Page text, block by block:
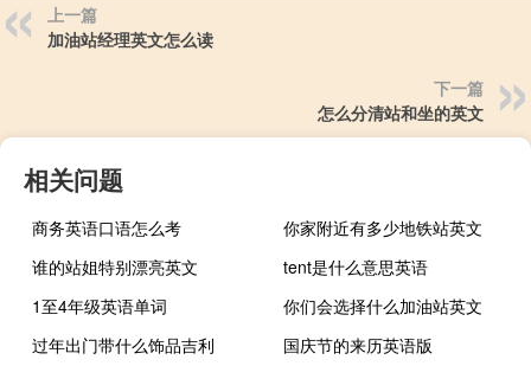
上一篇
加油站经理英文怎么读
下一篇
怎么分清站和坐的英文
相关问题
商务英语口语怎么考
你家附近有多少地铁站英文
谁的站姐特别漂亮英文
tent是什么意思英语
1至4年级英语单词
你们会选择什么加油站英文
过年出门带什么饰品吉利
国庆节的来历英语版